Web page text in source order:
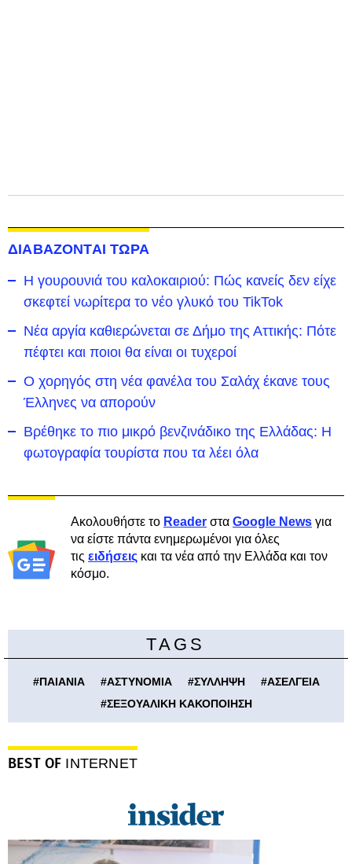
ΔΙΑΒΑΖΟΝΤΑΙ ΤΩΡΑ
Η γουρουνιά του καλοκαιριού: Πώς κανείς δεν είχε
σκεφτεί νωρίτερα το νέο γλυκό του TikTok
Νέα αργία καθιερώνεται σε Δήμο της Αττικής: Πότε
πέφτει και ποιοι θα είναι οι τυχεροί
Ο χορηγός στη νέα φανέλα του Σαλάχ έκανε τους
Έλληνες να απορούν
Βρέθηκε το πιο μικρό βενζινάδικο της Ελλάδας: Η
φωτογραφία τουρίστα που τα λέει όλα
Ακολουθήστε το Reader στα Google News για
να είστε πάντα ενημερωμένοι για όλες
τις ειδήσεις και τα νέα από την Ελλάδα και τον
κόσμο.
TAGS
#ΠΑΙΑΝΙΑ #ΑΣΤΥΝΟΜΙΑ #ΣΥΛΛΗΨΗ #ΑΣΕΛΓΕΙΑ
#ΣΕΞΟΥΑΛΙΚΗ ΚΑΚΟΠΟΙΗΣΗ
BEST OF INTERNET